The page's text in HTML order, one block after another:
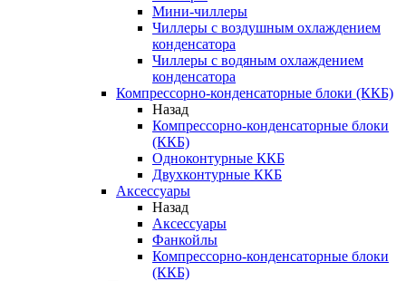
Мини-чиллеры
Чиллеры с воздушным охлаждением
конденсатора
Чиллеры с водяным охлаждением
конденсатора
Компрессорно-конденсаторные блоки (ККБ)
Назад
Компрессорно-конденсаторные блоки
(ККБ)
Одноконтурные ККБ
Двухконтурные ККБ
Аксессуары
Назад
Аксессуары
Фанкойлы
Компрессорно-конденсаторные блоки
(ККБ)